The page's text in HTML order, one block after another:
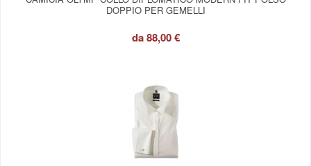
DOPPIO PER GEMELLI
da88,00 €